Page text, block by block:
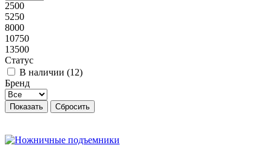
2500
5250
8000
10750
13500
Статус
В наличии (12)
Бренд